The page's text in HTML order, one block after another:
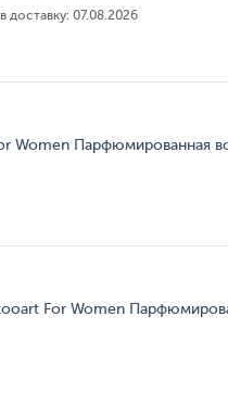
доставку: 07.08.2026
Women Парфюмированная
For Women